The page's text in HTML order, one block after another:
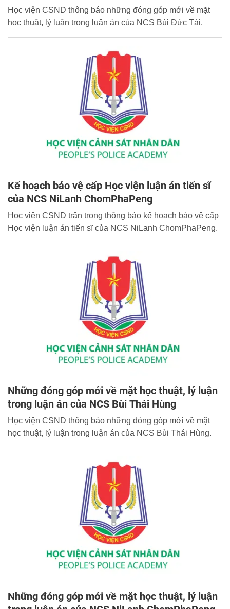
Học viện CSND thông báo những đóng góp mới về mặt
học thuật, lý luận trong luận án của NCS Bùi Đức Tài.
Kế hoạch bảo vệ cấp Học viện luận án tiến sĩ
của NCS NiLanh ChomPhaPeng
Học viện CSND trân trọng thông báo kế hoạch bảo vệ cấp
Học viện luận án tiến sĩ của NCS NiLanh ChomPhaPeng.
Những đóng góp mới về mặt học thuật, lý luận
trong luận án của NCS Bùi Thái Hùng
Học viện CSND thông báo những đóng góp mới về mặt
học thuật, lý luận trong luận án của NCS Bùi Thái Hùng.
Những đóng góp mới về mặt học thuật, lý luận